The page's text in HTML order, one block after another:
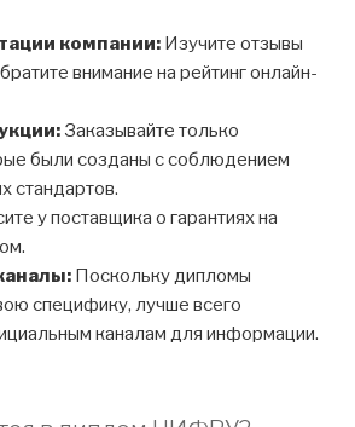
компании: Изучите отзывы
внимание на рейтинг онлайн-
Заказывайте только
были созданы с соблюдением
стандартов.
у поставщика о гарантиях на
Поскольку дипломы
специфику, лучше всего
каналам для информации.